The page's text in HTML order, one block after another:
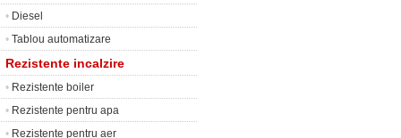
• Diesel
• Tablou automatizare
Rezistente incalzire
• Rezistente boiler
• Rezistente pentru apa
• Rezistente pentru aer